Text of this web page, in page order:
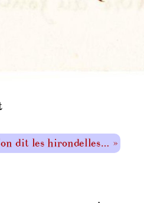
dit les hirondelles… »